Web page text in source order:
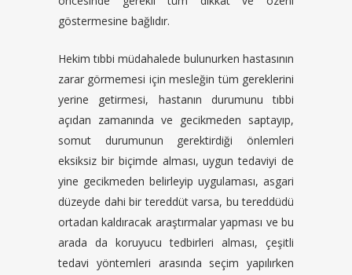
göstermesine bağlıdır.
Hekim tıbbi müdahalede bulunurken hastasının
zarar görmemesi için mesleğin tüm gereklerini
yerine getirmesi, hastanın durumunu tıbbi
açıdan zamanında ve gecikmeden saptayıp,
somut durumunun gerektirdiği önlemleri
eksiksiz bir biçimde alması, uygun tedaviyi de
yine gecikmeden belirleyip uygulaması, asgari
düzeyde dahi bir tereddüt varsa, bu tereddüdü
ortadan kaldıracak araştırmalar yapması ve bu
arada da koruyucu tedbirleri alması, çeşitli
tedavi yöntemleri arasında seçim yapılırken